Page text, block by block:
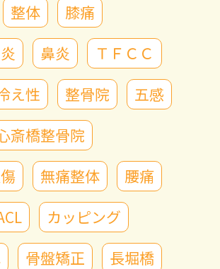
整体
膝痛
鼻炎
ＴＦＣＣ
え性 整骨院
五感
斎橋整骨院
無痛整体
腰痛
カッピング
骨盤矯正
長堀橋